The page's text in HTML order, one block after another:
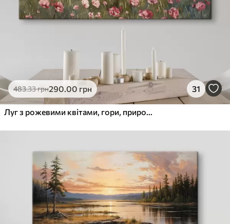
483.33грн290.00 грн 31
Луг з рожевими квітами, гори, природний краєвид, блакитне небо з хмарами, акрил